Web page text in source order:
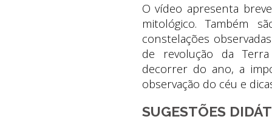
O vídeo apresenta
mitológico. Também
constelações
de revolução da
decorrer do ano, a
observação do céu e
SUGESTÕES